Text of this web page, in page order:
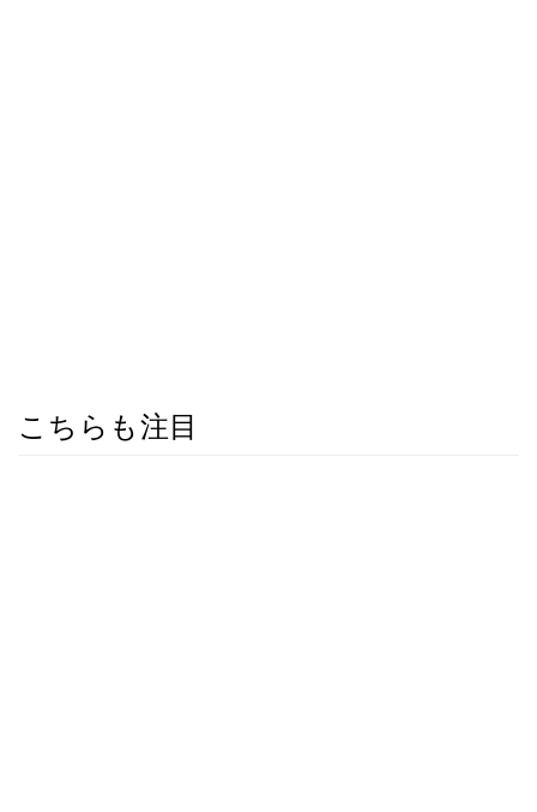
こちらも注目